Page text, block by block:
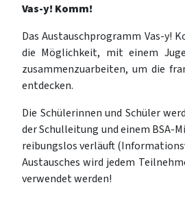
Vas-y! Komm!
Das Austauschprogramm Vas-y!
die Möglichkeit, mit einem
zusammenzuarbeiten, um die
entdecken.
Die Schülerinnen und Schüler
der Schulleitung und einem BSA-
reibungslos verläuft
Austausches wird jedem
verwendet werden!